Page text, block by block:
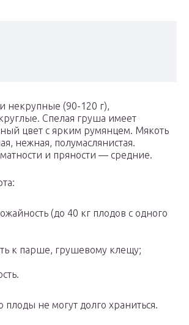
некрупные (90-120 г),
Спелая груша имеет
цвет с ярким румянцем. Мякоть
нежная, полумаслянистая.
и пряности — средние.
(до 40 кг плодов с одного
к парше, грушевому клещу;
плоды не могут долго храниться.